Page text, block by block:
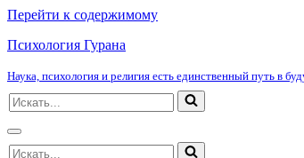
Перейти к содержимому
Психология Гурана
Наука, психология и религия есть единственный путь в
Искать...
Меню
навигации
Искать...